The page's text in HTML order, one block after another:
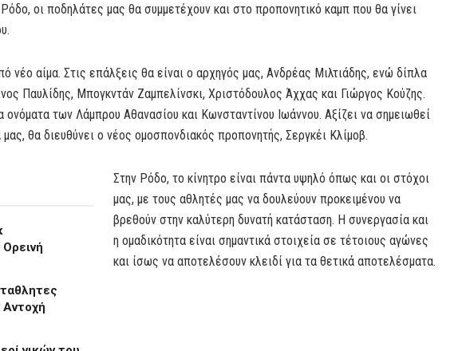
οι ποδηλάτες μας θα συμμετέχουν και στο προπονητικό καμπ που θα γίνει
νέο αίμα. Στις επάλξεις θα είναι ο αρχηγός μας, Ανδρέας Μιλτιάδης, ενώ δίπλα
Παυλίδης, Μπογκντάν Ζαμπελίνσκι, Χριστόδουλος Άχχας και Γιώργος Κούζης.
ονόματα των Λάμπρου Αθανασίου και Κωνσταντίνου Ιωάννου. Αξίζει να σημειωθεί
θα διευθύνει ο νέος ομοσπονδιακός προπονητής, Σεργκέι Κλίμοβ.
Στην Ρόδο, το κίνητρο είναι πάντα υψηλό όπως και οι στόχοι
μας, με τους αθλητές μας να δουλεύουν προκειμένου να
βρεθούν στην καλύτερη δυνατή κατάσταση. Η συνεργασία και
η ομαδικότητα είναι σημαντικά στοιχεία σε τέτοιους αγώνες
και ίσως να αποτελέσουν κλειδί για τα θετικά αποτελέσματα.